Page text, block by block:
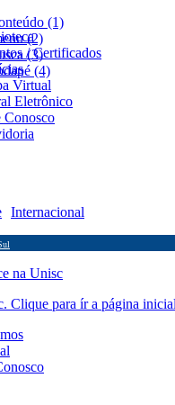
(1)
(2)
(3)
(4)
/ Certificados
Virtual
Eletrônico
Conosco
Internacional